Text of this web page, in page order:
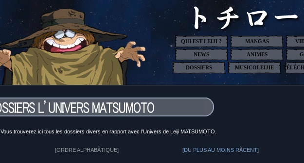
QUI EST LEIJI ? MANGAS
NEWS ANIMES
DOSSIERS MUSICOLEIJIE
Vous trouverez ici tous les dossiers divers en rapport avec l'Univers de Leiji MATSUMOTO.
[ORDRE ALPHABÃTIQUE] [DU PLUS AU MOINS RÃCENT]